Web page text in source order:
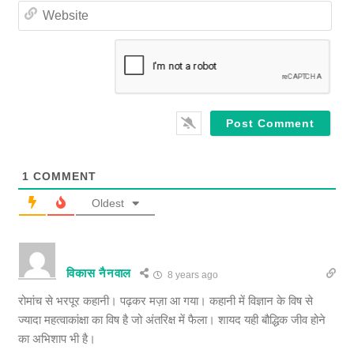
l
1 COMMENT
Oldest
विकास नैनवाल 8 years ago
रोमांच से भरपूर कहानी। पढ़कर मज़ा आ गया। कहानी में विज्ञान के विष से
ज्यादा महत्वाकांक्षा का विष है जो अंतरिक्ष में फैला। शायद यही बौद्धिक जीव होने
का अभिशाप भी है।